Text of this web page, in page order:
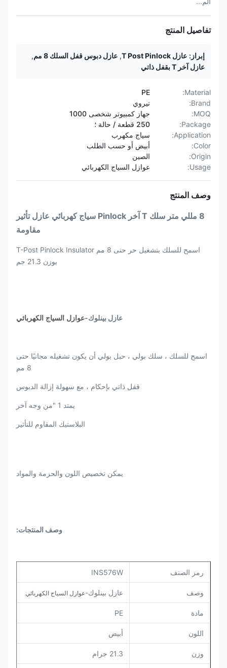
تفاصيل المنتج
إبراز: عازل T Post Pinlock , عازل دبوس قفل السلك 8 مم
,
عازل آخر T بقفل ذاتي
Material:
PE
Brand:
تيروي
MOQ:
جهاز كمبيوتر شخصى 1000
Package:
250 قطعة / حالة ؛
Application:
سياج مكهرب
Color:
أبيض أو حسب الطلب
Origin:
الصين
Usage:
عوازل السياج الكهربائي
وصف المنتج
8 مللي متر سلك T آخر Pinlock سياج كهربائي عازل تأثير
مقاومة
اسمح للسلك بتشغيل حر حتى 8 مم T-Post Pinlock Insulator
بوزن 21.3 جم
عازل بينلوك-عوازل السياج الكهربائي
اسمح للسلك ، سلك بولي ، حبل بولي أن يكون تشغيله مجانيًا حتى
8 مم
قفل ذاتي بإحكام ، مع سهولة إزالة الدبوس
يمتد 1 "من وجه آخر
البلاستيك المقاوم للتأثير
يمكن تخصيص اللون والحزمة والمواد
وصف المنتجات:
رمز الصنف INS576W
وصف عازل بينلوك-عوازل السياج الكهربائي
مادة PE
اللون أبيض
وزن 21.3 جرام